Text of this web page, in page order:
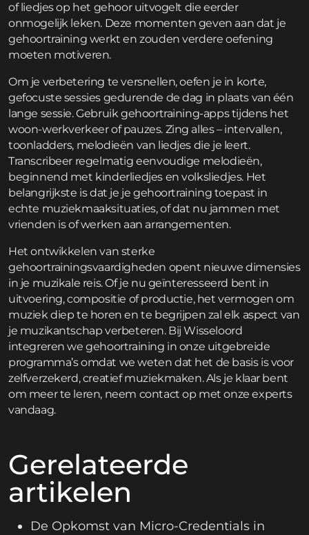
of liedjes op het gehoor uitvogelt die eerder
onmogelijk leken. Deze momenten geven aan dat je
gehoortraining werkt en zouden verdere oefening
moeten motiveren.
Om je verbetering te versnellen, oefen je in korte,
gefocuste sessies gedurende de dag in plaats van één
lange sessie. Gebruik gehoortraining-apps tijdens het
woon-werkverkeer of pauzes. Zing alles – intervallen,
toonladders, melodieën van liedjes die je leert.
Transcribeer regelmatig eenvoudige melodieën,
beginnend met kinderliedjes en volksliedjes. Het
belangrijkste is dat je je gehoortraining toepast in
echte muziekmaaksituaties, of dat nu jammen met
vrienden is of werken aan arrangementen.
Het ontwikkelen van sterke
gehoortrainingsvaardigheden opent nieuwe dimensies
in je muzikale reis. Of je nu geïnteresseerd bent in
uitvoering, compositie of productie, het vermogen om
muziek diep te horen en te begrijpen zal elk aspect van
je muzikantschap verbeteren. Bij Wisseloord
integreren we gehoortraining in onze uitgebreide
programma’s omdat we weten dat het de basis is voor
zelfverzekerd, creatief muziekmaken. Als je klaar bent
om meer te leren, neem contact op met onze experts
vandaag.
Gerelateerde
artikelen
De Opkomst van Micro-Credentials in